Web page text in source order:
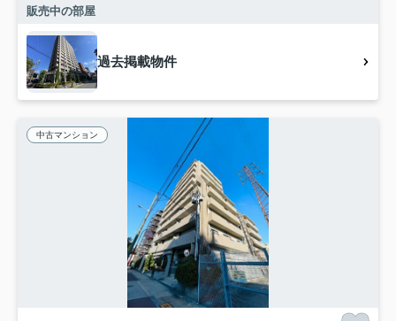
販売中の部屋
過去掲載物件
中古マンション